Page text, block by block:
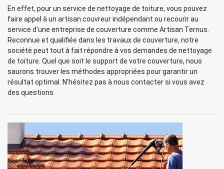
En effet, pour un service de nettoyage de toiture, vous pouvez
faire appel à un artisan couvreur indépendant ou recourir au
service d'une entreprise de couverture comme Artisan Ternus.
Reconnue et qualifiée dans les travaux de couverture, notre
société peut tout à fait répondre à vos demandes de nettoyage
de toiture. Quel que soit le support de votre couverture, nous
saurons trouver les méthodes appropriées pour garantir un
résultat optimal. N'hésitez pas à nous contacter si vous avez
des questions.